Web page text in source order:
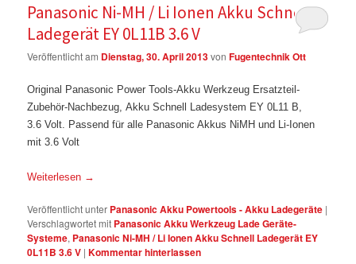
Panasonic Ni-MH / Li Ionen Akku Schnell
Ladegerät EY 0L11B 3.6 V
Veröffentlicht am Dienstag, 30. April 2013vonFugentechnik Ott
Original Panasonic Power Tools-Akku Werkzeug Ersatzteil-
Zubehör-Nachbezug, Akku Schnell Ladesystem EY 0L11 B,
3.6 Volt. Passend für alle Panasonic Akkus NiMH und Li-Ionen
mit 3.6 Volt
Weiterlesen →
Veröffentlicht unter Panasonic Akku Powertools - Akku Ladegeräte |
Verschlagwortet mit Panasonic Akku Werkzeug Lade Geräte-
Systeme, Panasonic Ni-MH / Li Ionen Akku Schnell Ladegerät EY
0L11B 3.6 V |Kommentar hinterlassen